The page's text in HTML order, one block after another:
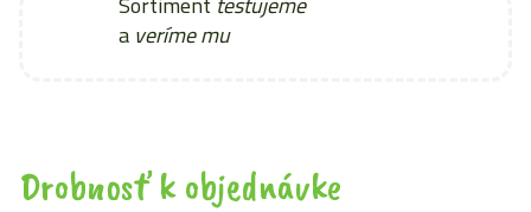
averíme mu
Drobnosť k objednávke